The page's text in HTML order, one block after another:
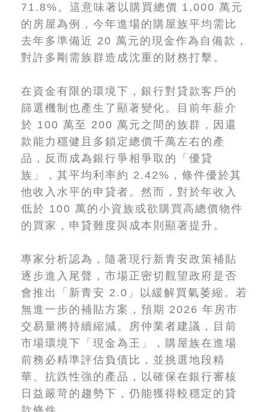
71.8%。這意味著以購買總價 1,000 萬元
的房屋為例，今年進場的購屋族平均需比
去年多準備近 20 萬元的現金作為自備款，
對許多剛需族群造成沈重的財務打擊。
在資金有限的環境下，銀行對貸款客戶的
篩選機制也產生了顯著變化。目前年薪介
於 100 萬至 200 萬元之間的族群，因還
款能力穩健且多鎖定總價千萬左右的產
品，反而成為銀行爭相爭取的「優貸
族」，其平均利率約 2.42%，條件優於其
他收入水平的申貸者。然而，對於年收入
低於 100 萬的小資族或欲購買高總價物件
的買家，申貸難度與成本則顯著提升。
專家分析認為，隨著現行新青安政策補貼
逐步進入尾聲，市場正密切觀望政府是否
會推出「新青安 2.0」以緩解買氣萎縮。若
無進一步的補貼方案，預期 2026 年房市
交易量將持續縮減。房仲業者建議，目前
市場環境下「現金為王」，購屋族在進場
前務必精準評估負債比，並挑選地段精
華、抗跌性強的產品，以確保在銀行審核
日益嚴苛的趨勢下，仍能獲得較穩定的貸